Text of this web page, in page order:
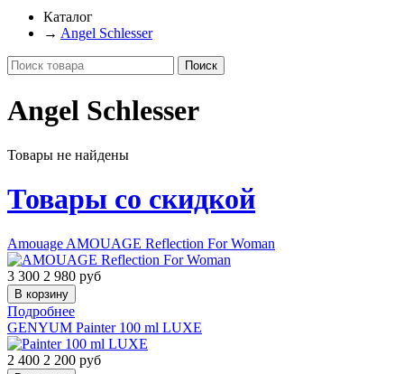
Каталог
→ Angel Schlesser
Angel Schlesser
Товары не найдены
Товары со скидкой
Amouage AMOUAGE Reflection For Woman
3 300 2 980 руб
Подробнее
GENYUM Painter 100 ml LUXE
2 400 2 200 руб